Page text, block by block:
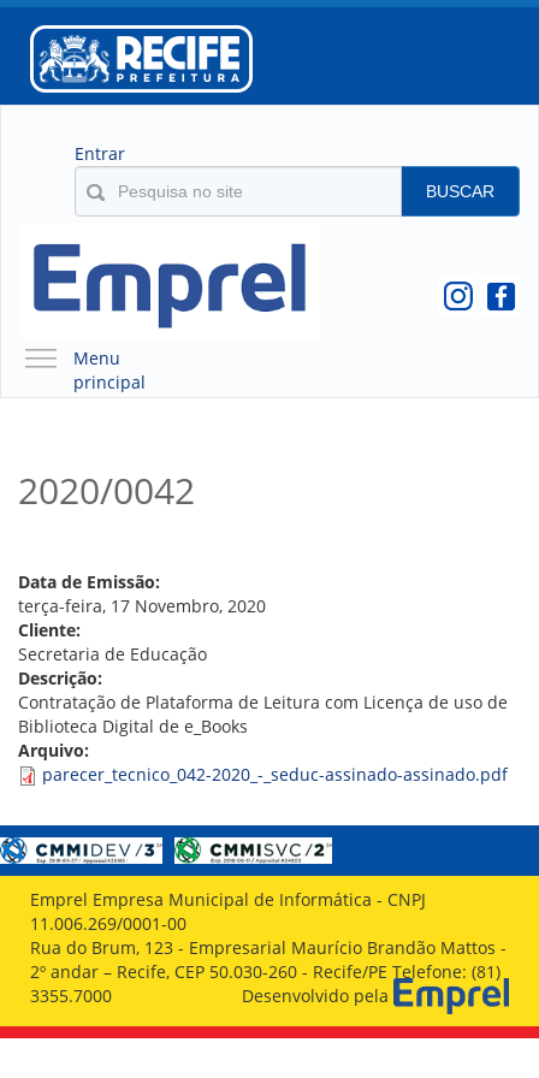
Entrar
BUSCAR
Menu
principal
O QUE É A EMPREL
CONSELHOS
LOCALIZAÇÃO
GESTORES
GOVERNANÇA
NOTÍCIAS
COMPRAS
LICITAÇÕES
ATAS DE REGISTRO DE PREÇOS
CONTRATO
GESTÃO DE PESSOAS
COLABORADORES
PLR
2020/0042
Data de Emissão:
terça-feira, 17 Novembro, 2020
Cliente:
Secretaria de Educação
Descrição:
Contratação de Plataforma de Leitura com Licença de uso de
Biblioteca Digital de e_Books
Arquivo:
parecer_tecnico_042-2020_-_seduc-assinado-assinado.pdf
Emprel Empresa Municipal de Informática - CNPJ
11.006.269/0001-00
Rua do Brum, 123 - Empresarial Maurício Brandão Mattos -
2º andar – Recife, CEP 50.030-260 - Recife/PE Telefone: (81)
3355.7000
Desenvolvido pela